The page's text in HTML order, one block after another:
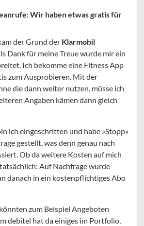
Wir haben etwas gratis für
der Grund der Klarmobil
Dank für meine Treue wurde mir ein
Ich bekomme eine Fitness App
zum Ausprobieren. Mit der
die dann weiter nutzen, müsse ich
Angaben kämen dann gleich
ich eingeschritten und habe »Stopp«
gestellt, was denn genau nach
Ob da weitere Kosten auf mich
Auf Nachfrage wurde
danach in ein kostenpflichtiges Abo
zum Beispiel Angeboten
debitel hat da einiges im Portfolio,